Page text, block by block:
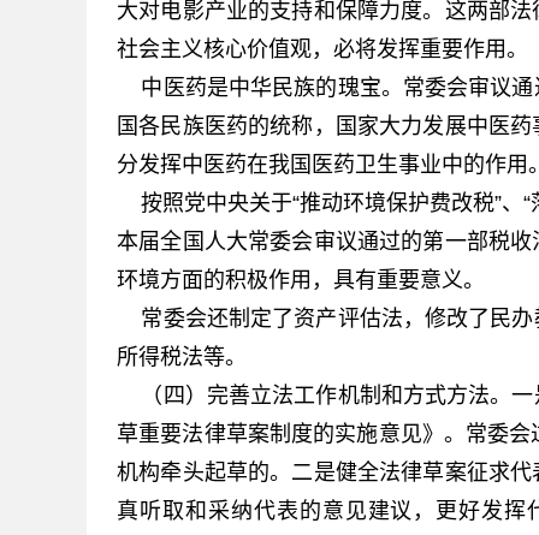
大对电影产业的支持和保障力度。这两部
社会主义核心价值观，必将发挥重要作用。
中医药是中华民族的瑰宝。常委会审议
国各民族医药的统称，国家大力发展中医
分发挥中医药在我国医药卫生事业中的作用
按照党中央关于“推动环境保护费改税”、
本届全国人大常委会审议通过的第一部税
环境方面的积极作用，具有重要意义。
常委会还制定了资产评估法，修改了民
所得税法等。
（四）完善立法工作机制和方式方法。
草重要法律草案制度的实施意见》。常委
机构牵头起草的。二是健全法律草案征求
真听取和采纳代表的意见建议，更好发